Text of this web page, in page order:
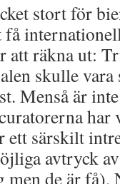
stort för
få
att räkna ut:
skulle
Menså är
har
ett särskilt
avtryck
de är få).